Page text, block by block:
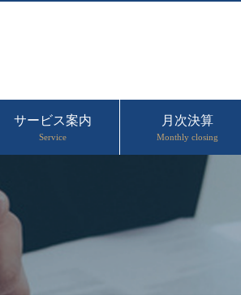
サービス案内
Service
月次決算
Monthly closing